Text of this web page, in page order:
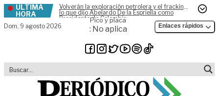
Skip to content
ÚLTIMA
HORA
Volverán la exploración petrolera y el fracking,
lo que dijo Abelardo De la Espriella como
Presidente de Colombia
Dom, 9 agosto 2026
Pico y placa
: No aplica Enlaces rápidos